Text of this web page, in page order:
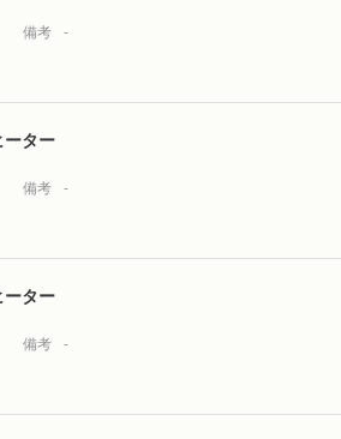
備考 -
ター
備考 -
ター
備考 -